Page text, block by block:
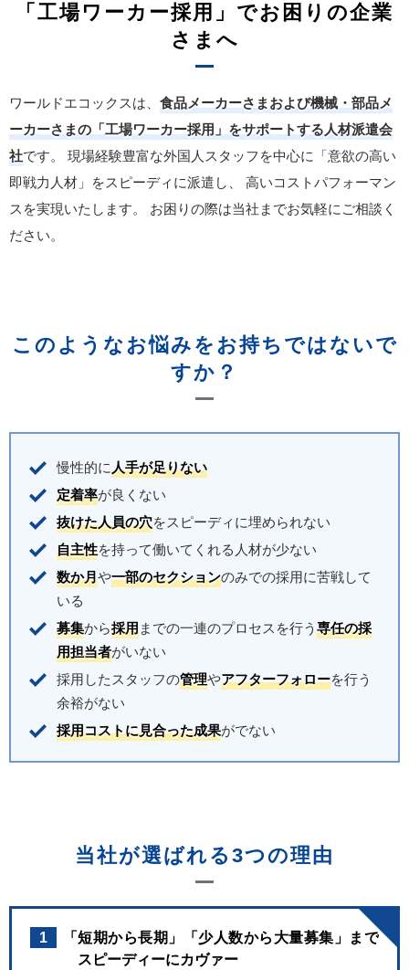
「工場ワーカー採用」でお困りの企業
さまへ
ワールドエコックスは、 食品メーカーさまおよび機械・部品メ
ーカーさまの「工場ワーカー採用」をサポートする人材派遣会
社です。
現場経験豊富な外国人スタッフを中心に「意欲の高い
即戦力人材」をスピーディに派遣し、
高いコストパフォーマン
スを実現いたします。
お困りの際は当社までお気軽にご相談く
ださい。
このようなお悩みをお持ちではないで
すか？
慢性的に人手が足りない
定着率が良くない
抜けた人員の穴をスピーディに埋められない
自主性を持って働いてくれる人材が少ない
数か月や一部のセクションのみでの採用に苦戦して
いる
募集から採用までの一連のプロセスを行う 専任の採
用担当者がいない
採用したスタッフの管理やアフターフォローを行う
余裕がない
採用コストに見合った成果がでない
当社が選ばれる3つの理由
1
「短期から長期」「少人数から大量募集」まで
スピーディーにカヴァー